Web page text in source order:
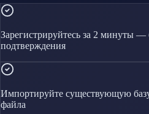
Зарегистрируйтесь за 2 минуты —
подтверждения
Импортируйте существующую
файла